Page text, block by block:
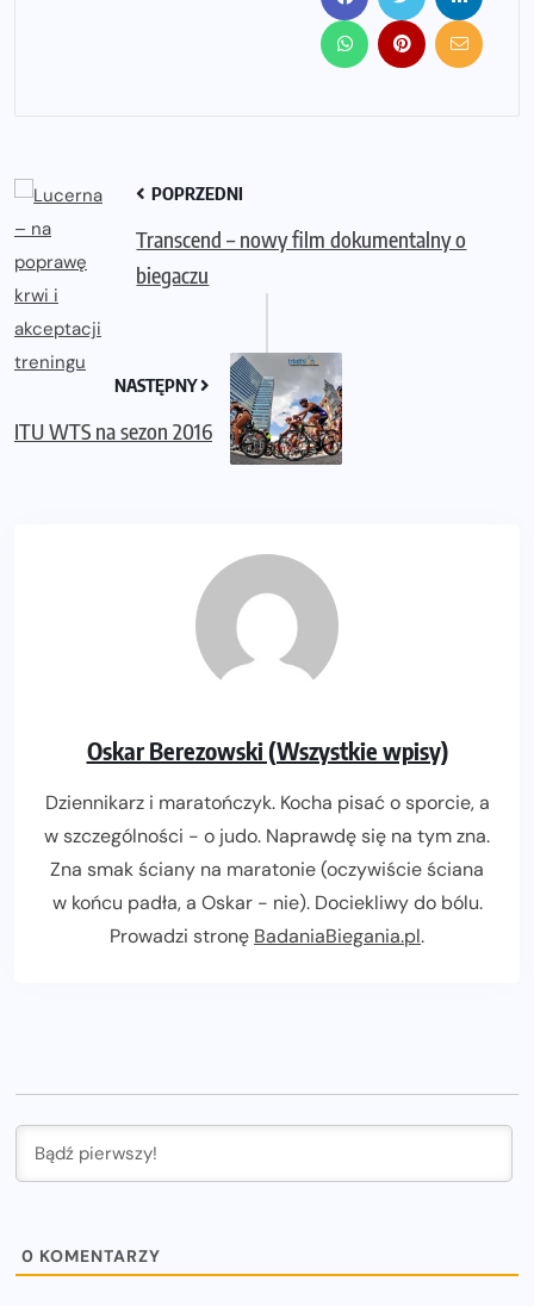
POPRZEDNI
Transcend – nowy film dokumentalny o
biegaczu
NASTĘPNY
ITU WTS na sezon 2016
Oskar Berezowski (Wszystkie wpisy)
Dziennikarz i maratończyk. Kocha pisać o sporcie, a
w szczególności - o judo. Naprawdę się na tym zna.
Zna smak ściany na maratonie (oczywiście ściana
w końcu padła, a Oskar - nie). Dociekliwy do bólu.
Prowadzi stronę BadaniaBiegania.pl.
0 KOMENTARZY